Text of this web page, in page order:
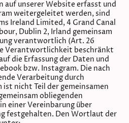
auf unserer Website erfasst und
weitergeleitet werden, sind
Ireland Limited, 4 Grand Canal
Dublin 2, Irland gemeinsam
verantwortlich (Art. 26
Verantwortlichkeit beschränkt
die Erfassung der Daten und
bzw. Instagram. Die nach
Verarbeitung durch
ist nicht Teil der gemeinsamen
obliegenden
einer Vereinbarung über
festgehalten. Den Wortlaut der